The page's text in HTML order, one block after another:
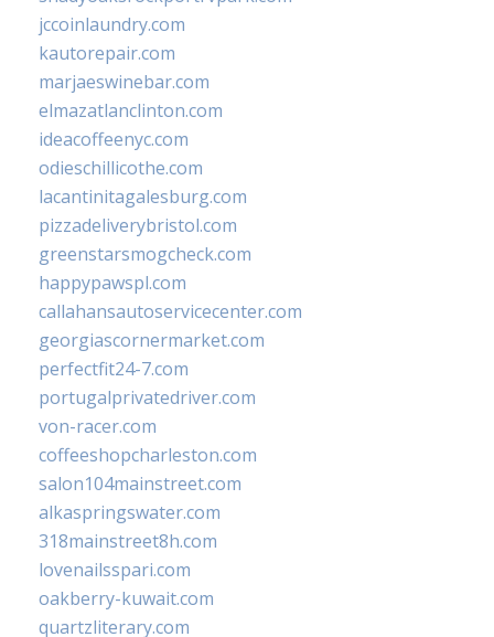
jccoinlaundry.com
kautorepair.com
marjaeswinebar.com
elmazatlanclinton.com
ideacoffeenyc.com
odieschillicothe.com
lacantinitagalesburg.com
pizzadeliverybristol.com
greenstarsmogcheck.com
happypawspl.com
callahansautoservicecenter.com
georgiascornermarket.com
perfectfit24-7.com
portugalprivatedriver.com
von-racer.com
coffeeshopcharleston.com
salon104mainstreet.com
alkaspringswater.com
318mainstreet8h.com
lovenailsspari.com
oakberry-kuwait.com
quartzliterary.com